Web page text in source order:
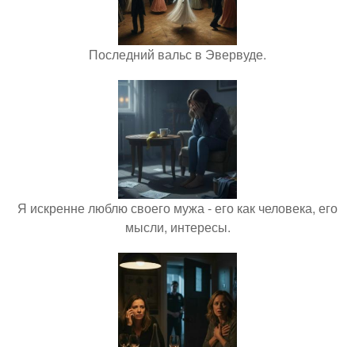
Последний вальс в Эвервуде.
Я искренне люблю своего мужа - его как человека, его
мысли, интересы.